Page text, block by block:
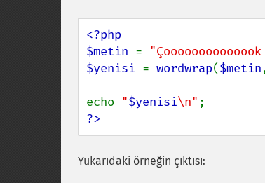
<?php
$metin =
$yenisi = wordwrap($metin
echo "$yenisi\n"
?>
Yukarıdaki örneğin çıktısı: